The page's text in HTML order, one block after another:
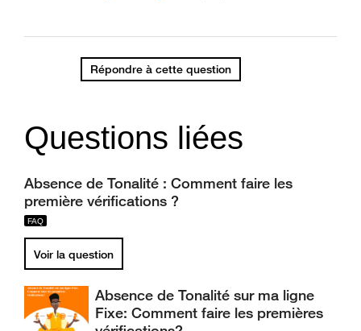
Répondre à cette question
Questions liées
Absence de Tonalité : Comment faire les
première vérifications ?
Voir la question
Absence de Tonalité sur ma ligne
Fixe: Comment faire les premières